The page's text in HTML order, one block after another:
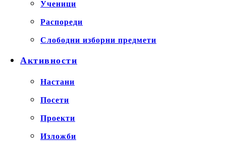
Ученици
Распореди
Слободни изборни предмети
Активности
Настани
Посети
Проекти
Изложби